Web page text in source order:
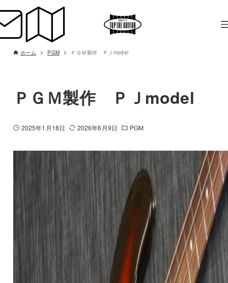
ホーム PGM ＰＧＭ製作 ＰＪmodel
ＰＧＭ製作 ＰＪmodel
2025年1月18日 2026年6月9日 PGM